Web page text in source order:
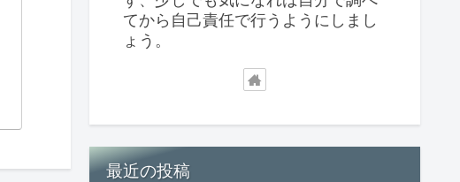
てから自己責任で行うようにしまし
ょう。
最近の投稿